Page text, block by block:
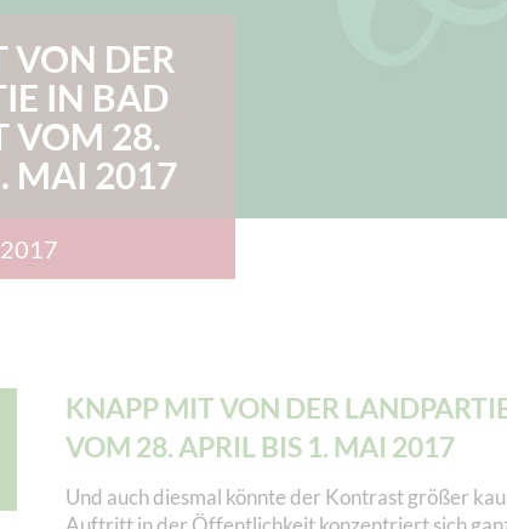
VON DER
IN BAD
VOM 28.
MAI 2017
KNAPP MIT VON DER
VOM 28. APRIL BIS 1. MAI 2017
Und auch diesmal könnte der Kontrast größer